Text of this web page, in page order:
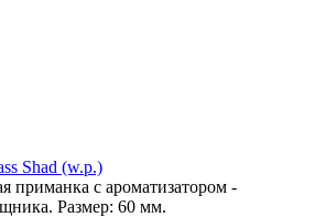
Shad (w.p.)
приманка с ароматизатором -
Размер: 60 мм.